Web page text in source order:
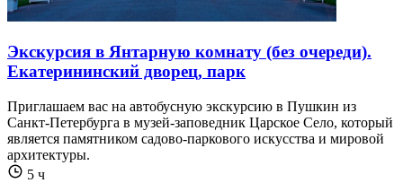
Экскурсия в Янтарную комнату (без очереди).
Екатерининский дворец, парк
Приглашаем вас на автобусную экскурсию в Пушкин из
Санкт-Петербурга в музей-заповедник Царское Село, который
является памятником садово-паркового искусства и мировой
архитектуры.
5 ч